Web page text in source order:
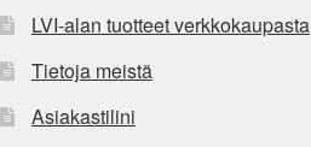
LVI-alan tuotteet verkkokaupasta
Tietoja meistä
Asiakastilini